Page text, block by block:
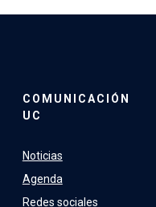
COMUNICACIÓN
UC
Noticias
Agenda
Redes sociales